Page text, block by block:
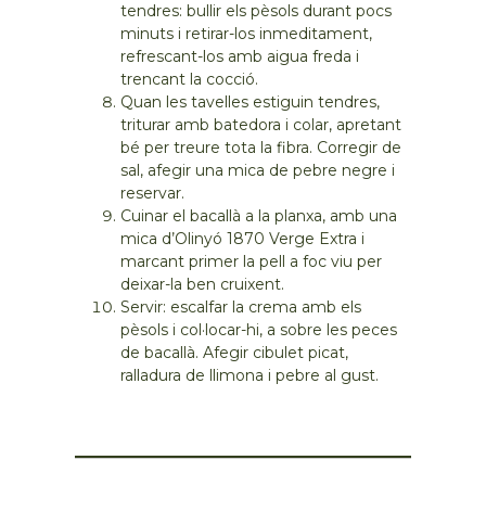
tendres: bullir els pèsols durant pocs
minuts i retirar-los inmeditament,
refrescant-los amb aigua freda i
trencant la cocció.
Quan les tavelles estiguin tendres,
triturar amb batedora i colar, apretant
bé per treure tota la fibra. Corregir de
sal, afegir una mica de pebre negre i
reservar.
Cuinar el bacallà a la planxa, amb una
mica d’Olinyó 1870 Verge Extra i
marcant primer la pell a foc viu per
deixar-la ben cruixent.
Servir: escalfar la crema amb els
pèsols i col·locar-hi, a sobre les peces
de bacallà. Afegir cibulet picat,
ralladura de llimona i pebre al gust.